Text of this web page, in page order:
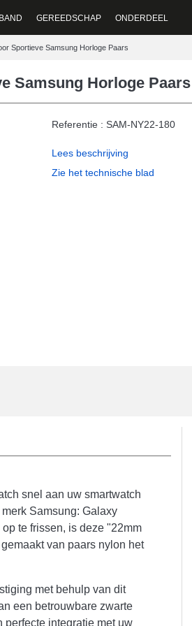
GEREEDSCHAP ONDERDEEL
Sportieve Samsung Horloge Paars
Samsung Horloge Paars
Referentie : SAM-NY22-180
Lees beschrijving
Zie het technische blad
snel aan uw smartwatch
Samsung: Galaxy
te frissen, is deze "22mm
van paars nylon het
met behulp van dit
een betrouwbare zwarte
perfecte integratie met uw